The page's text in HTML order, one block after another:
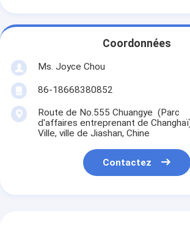
Coordonnées
Ms. Joyce Chou
86-18668380852
Route de No.555 Chuangye (Parc
d'affaires entreprenant de
Ville, ville de Jiashan, Chine
Contactez